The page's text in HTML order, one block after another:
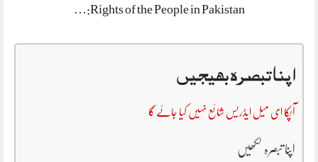
Rights of the People in Pakistan:…
اپنا تبصرہ بھیجیں
آپکا ای میل ایڈریس شائع نہیں کیا جائے گا
اپنا تبصرہ لکھیں